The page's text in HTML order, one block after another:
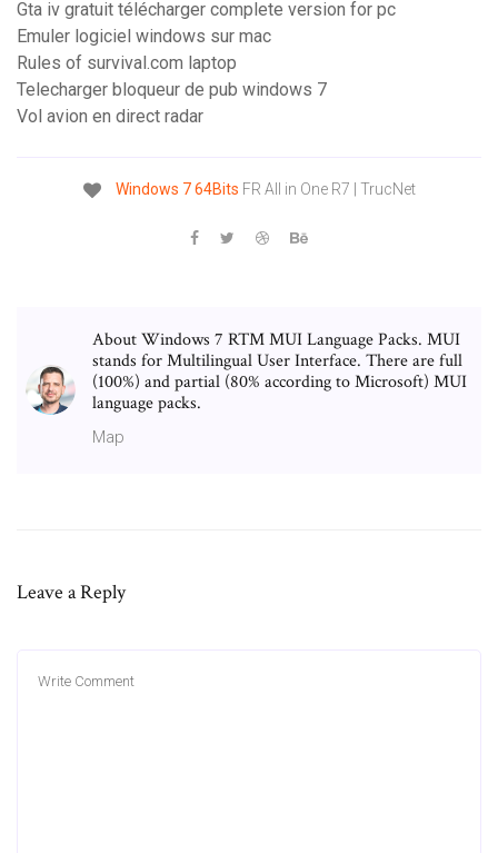
Gta iv gratuit télécharger complete version for pc
Emuler logiciel windows sur mac
Rules of survival.com laptop
Telecharger bloqueur de pub windows 7
Vol avion en direct radar
Windows 7 64Bits FR All in One R7 | TrucNet
About Windows 7 RTM MUI Language Packs. MUI
stands for Multilingual User Interface. There are full
(100%) and partial (80% according to Microsoft) MUI
language packs.
Map
Leave a Reply